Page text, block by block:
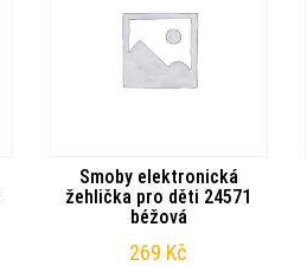
Smoby elektronická
žehlička pro děti 24571
béžová
269 Kč